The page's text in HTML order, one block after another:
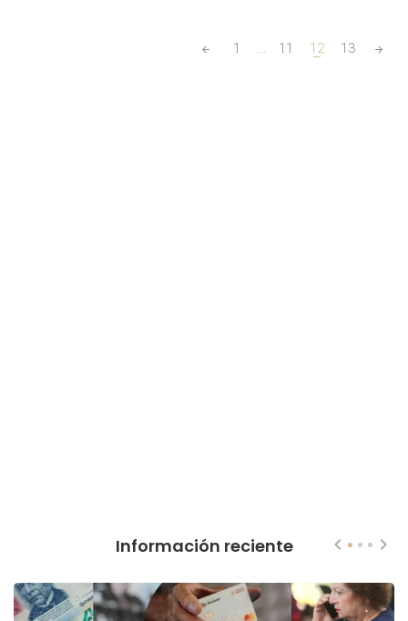
1 ... 11 12 13
Información reciente